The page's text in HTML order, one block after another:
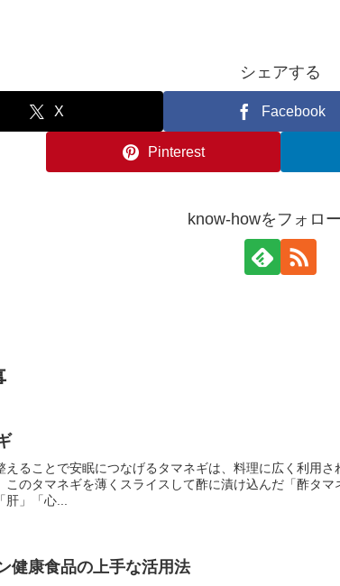
シェアする
X Facebook
Pinterest
know-howをフォロ
えることで安眠につなげるタマネギは、料理に広く利用
このタマネギを薄くスライスして酢に漬け込んだ「酢タ
」「心...
健康食品の上手な活用法